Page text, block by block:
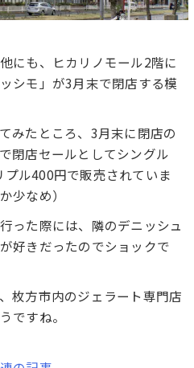
にも、ヒカリノモール2階に
シモ」が3月末で閉店する模
みたところ、3月末に閉店の
閉店セールとしてシングル
ル400円で販売されていま
少なめ）
った際には、隣のデニッシュ
好きだったのでショックで
枚方市内のジェラート専門店
ですね。